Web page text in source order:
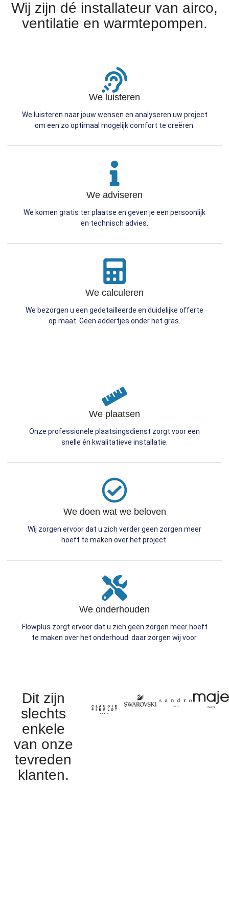
Wij zijn dé installateur van airco,
ventilatie en warmtepompen.
We luisteren
We luisteren naar jouw wensen en analyseren uw project
om een zo optimaal mogelijk comfort te creëren.
We adviseren
We komen gratis ter plaatse en geven je een persoonlijk
en technisch advies.
We calculeren
We bezorgen u een gedetailleerde en duidelijke offerte
op maat. Geen addertjes onder het gras.
We plaatsen
Onze professionele plaatsingsdienst zorgt voor een
snelle én kwalitatieve installatie.
We doen wat we beloven
Wij zorgen ervoor dat u zich verder geen zorgen meer
hoeft te maken over het project.
We onderhouden
Flowplus zorgt ervoor dat u zich geen zorgen meer hoeft
te maken over het onderhoud: daar zorgen wij voor.
Dit zijn
slechts
enkele
van onze
tevreden
klanten.